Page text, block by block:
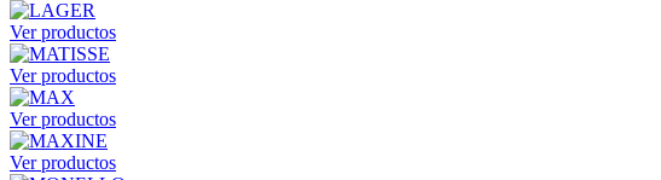
Ver productos
Ver productos
Ver productos
Ver productos